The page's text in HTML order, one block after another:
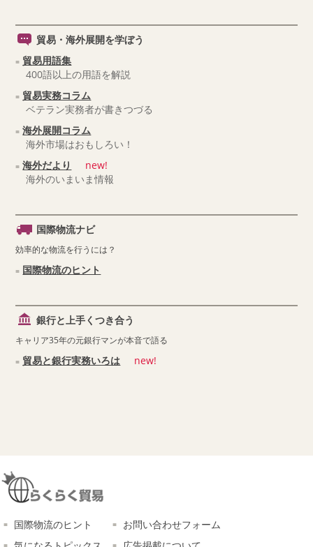
貿易・海外展開を学ぼう
貿易用語集
400語以上の用語を解説
貿易実務コラム
ベテラン実務者が書きつづる
海外展開コラム
海外市場はおもしろい！
海外だより
new!
海外のいまいま情報
国際物流ナビ
効率的な物流を行うには？
国際物流のヒント
銀行と上手くつき合う
キャリア35年の元銀行マンが本音で語る
貿易と銀行実務いろは new!
国際物流のヒント
お問い合わせフォーム